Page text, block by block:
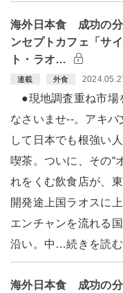
海外日本食 成功の分
ンセプトカフェ「サ
ト・ラオ…
連載 外食
●現地調査重ね市
なさいませ--。アキバ
して日本でも根強い
喫茶。ついに、その“
れをくむ飲食店が、
開発途上国ラオスに
エンチャンを流れる
沿い。中…続きを読む
海外日本食 成功の